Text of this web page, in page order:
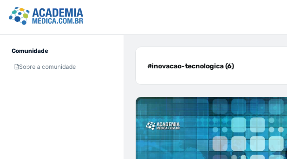
Comunidade
Sobre a comunidade #inovacao-tecnologica (6)